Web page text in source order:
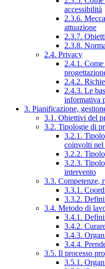
accessibilità
2.3.6.
attuazione
2.3.7.
2.3.8.
2.4. Privacy
2.4.1.
2.4.2.
2.4.3. Le
informativa
3. Pianificazione,
3.1. Obiettivi del
3.2. Tipologie di
3.2.1.
coinvolti nel
3.2.2.
3.2.3.
intervento
3.3. Competenze,
3.3.1.
3.3.2.
3.4. Metodo di
3.4.1.
3.4.2.
3.4.3.
3.4.4.
3.5. Il processo
3.5.1.